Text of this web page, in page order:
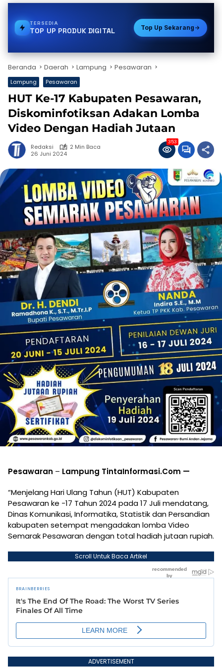
TERSEDIA
TOP UP PRODUK DIGITAL Top Up Sekarang
Beranda Daerah Lampung Pesawaran
Lampung Pesawaran
HUT Ke-17 Kabupaten Pesawaran,
Diskominfotiksan Adakan Lomba
Video Dengan Hadiah Jutaan
Redaksi
2 Min Baca
26 Juni 2024
353
Pesawaran – Lampung TintaInformasi.Com —
“Menjelang Hari Ulang Tahun (HUT) Kabupaten
Pesawaran ke -17 Tahun 2024 pada 17 Juli mendatang,
Dinas Komunikasi, Informatika, Statistik dan Persandian
kabupaten setempat mengadakan lomba Video
Semarak Pesawaran dengan total hadiah jutaan rupiah.
Scroll Untuk Baca Artikel
ADVERTISEMENT